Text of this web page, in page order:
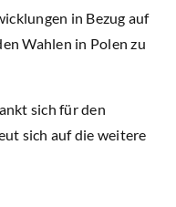
in Bezug auf
Wahlen in Polen zu
sich für den
sich auf die weitere